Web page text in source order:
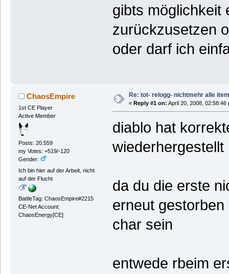
gibts möglichkeit
zurückzusetzen
oder darf ich
ChaosEmpire
1st CE Player
Active Member
Posts: 20.559
my Votes: +519/-120
Gender:
Ich bin hier auf der Arbeit, nicht
auf der Flucht
BattleTag: ChaosEmpire#2215
CE-Net Account:
ChaosEnergy[CE]
Re: tot- relogg- nichtmehr alle
« Reply #1 on: April 20, 2008, 02:58:46
diablo hat
wiederhergestellt
da du die erste
erneut
char sein
entwede rbeim